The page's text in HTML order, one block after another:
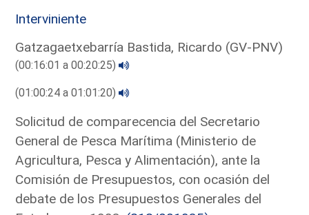
Interviniente
Gatzagaetxebarría Bastida, Ricardo (GV-PNV)
(00:16:01 a 00:20:25)
(01:00:24 a 01:01:20)
Solicitud de comparecencia del Secretario
General de Pesca Marítima (Ministerio de
Agricultura, Pesca y Alimentación), ante la
Comisión de Presupuestos, con ocasión del
debate de los Presupuestos Generales del